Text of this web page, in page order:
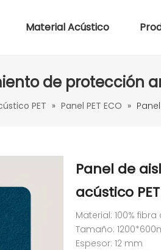
Material Acústico
de protección
PET » Panel PET ECO »
Panel de
acústico
Material: 100%
Tamaño:
Espesor: 12 mm